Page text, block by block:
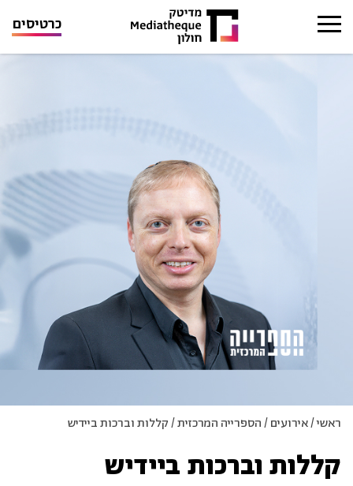
כרטיסים
ראשי/אירועים/הספרייה המרכזית/קללות וברכות ביידיש
קללות וברכות ביידיש